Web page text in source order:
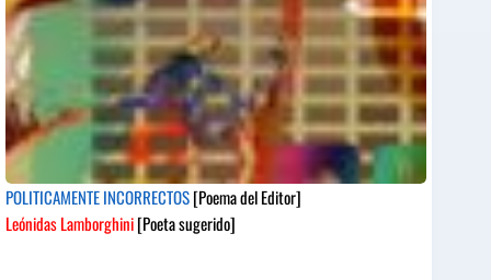
POLITICAMENTE INCORRECTOS[Poema del Editor]
Leónidas Lamborghini[Poeta sugerido]